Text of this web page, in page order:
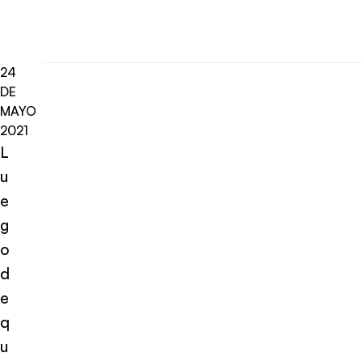
24
DE
MAYO
2021
L
u
e
g
o
d
e
q
u